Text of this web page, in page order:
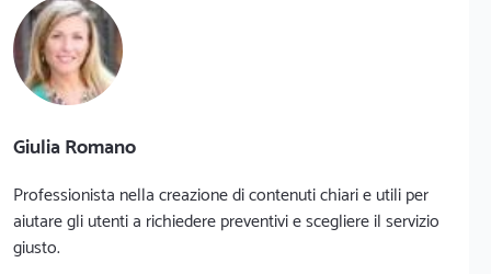
Giulia Romano
Professionista nella creazione di contenuti chiari e utili per
aiutare gli utenti a richiedere preventivi e scegliere il servizio
giusto.